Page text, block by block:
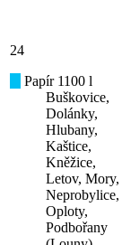
24
Papír 1100 l
Buškovice,
Dolánky,
Hlubany,
Kaštice,
Kněžice,
Letov, Mory,
Neprobylice,
Oploty,
Podbořany